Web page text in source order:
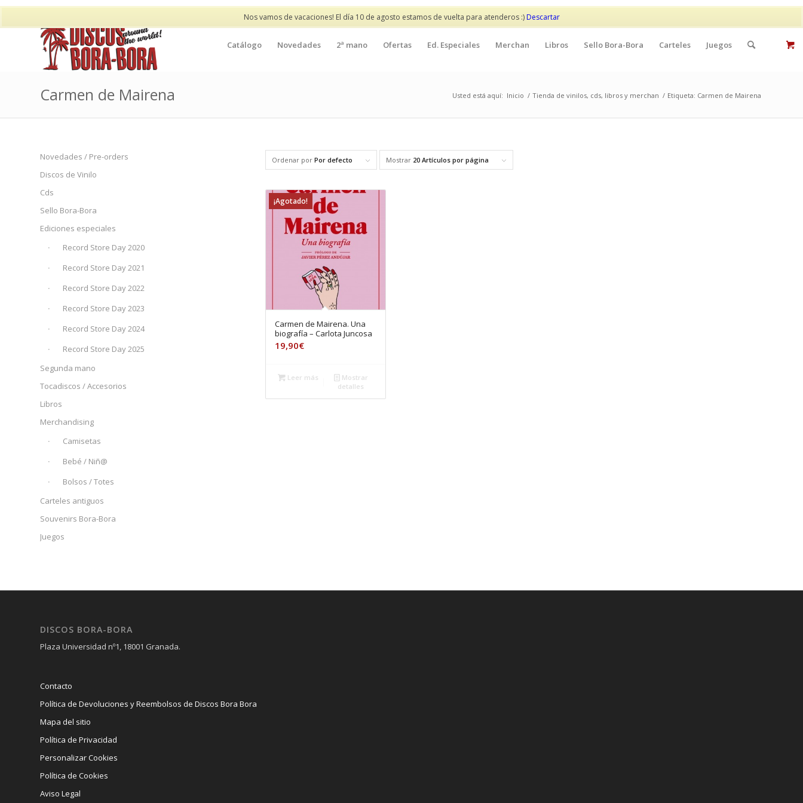
Nos vamos de vacaciones! El día 10 de agosto estamos de vuelta para atenderos :)Descartar
Mi cuenta Contacto
Catálogo Novedades 2ª mano Ofertas Ed. Especiales Merchan Libros Sello Bora-Bora Carteles Juegos
Carmen de Mairena Usted está aquí: Inicio / Tienda de vinilos, cds, libros y merchan / Etiqueta: Carmen de Mairena
Ordenar por Por defecto Mostrar 20 Artículos por página
¡Agotado!
Carmen de Mairena. Una
biografía – Carlota Juncosa
19,90€
Leer más
Mostrar
detalles
Novedades / Pre-orders
Discos de Vinilo
Cds
Sello Bora-Bora
Ediciones especiales
Record Store Day 2020
Record Store Day 2021
Record Store Day 2022
Record Store Day 2023
Record Store Day 2024
Record Store Day 2025
Segunda mano
Tocadiscos / Accesorios
Libros
Merchandising
Camisetas
Bebé / Niñ@
Bolsos / Totes
Carteles antiguos
Souvenirs Bora-Bora
Juegos
DISCOS BORA-BORA
Plaza Universidad nº1, 18001 Granada.
Contacto
Política de Devoluciones y Reembolsos de Discos Bora Bora
Mapa del sitio
Política de Privacidad
Personalizar Cookies
Política de Cookies
Aviso Legal